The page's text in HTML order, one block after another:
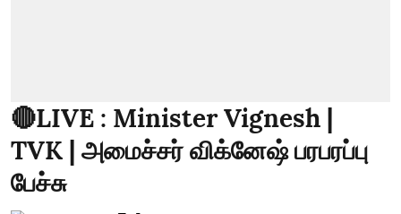
🔴LIVE : Minister Vignesh |
TVK | அமைச்சர் விக்னேஷ் பரபரப்பு
பேச்சு